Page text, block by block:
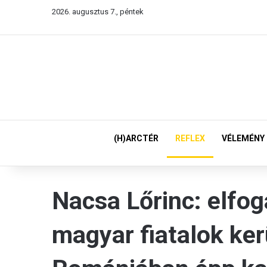
2026. augusztus 7., péntek
(H)ARCTÉR REFLEX VÉLEMÉNY
Nacsa Lőrinc:
magyar fiatalok